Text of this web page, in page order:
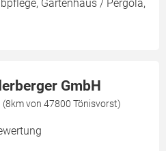
Gartenhaus / Pergola,
GmbH
von 47800 Tönisvorst)